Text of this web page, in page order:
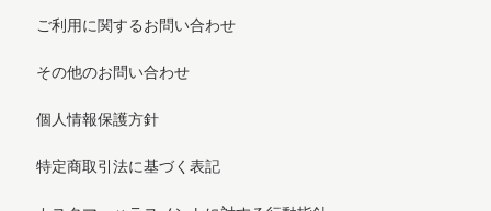
ご利用に関するお問い合わせ
その他のお問い合わせ
個人情報保護方針
特定商取引法に基づく表記